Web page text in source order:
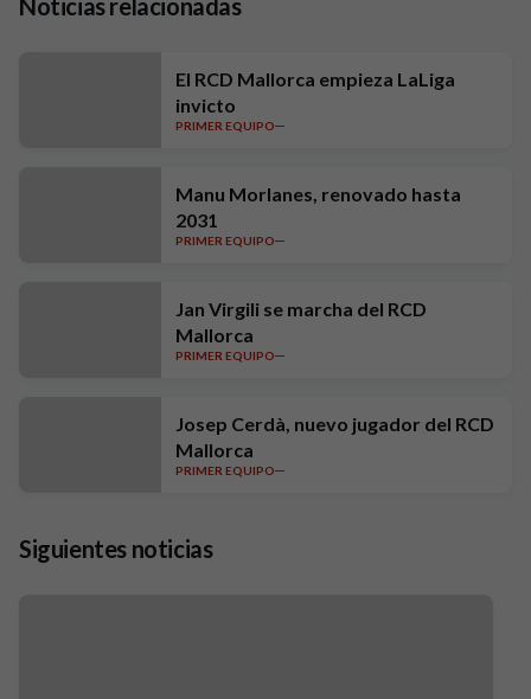
El RCD Mallorca empieza LaLiga
invicto
PRIMER EQUIPO
Manu Morlanes, renovado hasta
2031
PRIMER EQUIPO
Jan Virgili se marcha del RCD
Mallorca
PRIMER EQUIPO
Josep Cerdà, nuevo jugador del RCD
Mallorca
PRIMER EQUIPO
Siguientes noticias